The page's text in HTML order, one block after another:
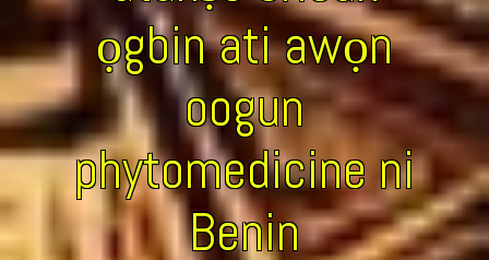
ọgbin ati awọn
oogun
phytomedicine ni
Benin